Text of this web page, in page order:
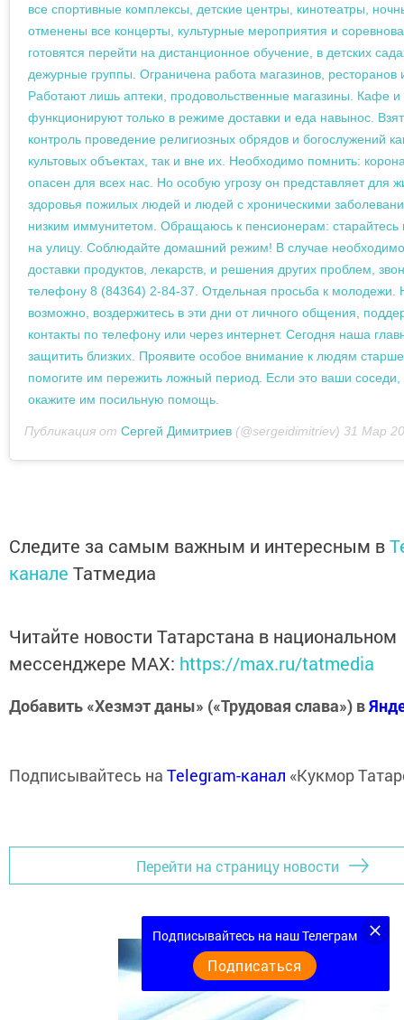
все спортивные комплексы, детские центры, кинотеатры,
отменены все концерты, культурные мероприятия и
готовятся перейти на дистанционное обучение, в детских
дежурные группы. Ограничена работа магазинов, ресторанов
Работают лишь аптеки, продовольственные магазины. Кафе и
функционируют только в режиме доставки и еда навынос.
контроль проведение религиозных обрядов и богослужений
культовых объектах, так и вне их. Необходимо помнить:
опасен для всех нас. Но особую угрозу он представляет для
здоровья пожилых людей и людей с хроническими
низким иммунитетом. Обращаюсь к пенсионерам: старайтесь
на улицу. Соблюдайте домашний режим! В случае
доставки продуктов, лекарств, и решения других проблем,
телефону 8 (84364) 2-84-37. Отдельная просьба к молодежи.
возможно, воздержитесь в эти дни от личного общения,
контакты по телефону или через интернет. Сегодня наша
защитить близких. Проявите особое внимание к людям
помогите им пережить ложный период. Если это ваши
окажите им посильную помощь.
Публикация от Сергей Димитриев (@sergeidimitriev) 31 Мар
Следите за самым важным и интересным в
канале Татмедиа
Читайте новости Татарстана в национальном
мессенджере MАХ: https://max.ru/tatmedia
Добавить «Хезмэт даны» («Трудовая слава») в
Подписывайтесь на Telegram-канал «Кукмор
Перейти на страницу новости
Подписывайтесь на наш Телеграм
Подписаться